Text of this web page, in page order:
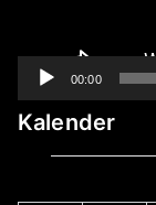
00:00
Kalender